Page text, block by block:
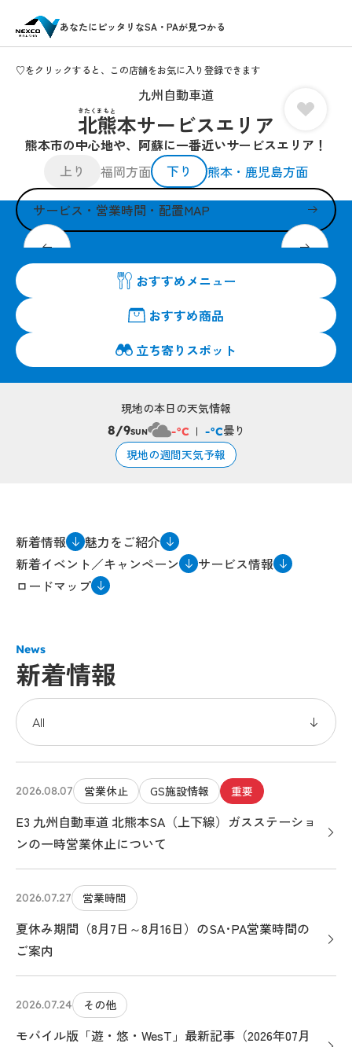
あなたにピッタリなSA・PAが見つかる
♡をクリックすると、この店舗をお気に入り登録できます
九州自動車道
北熊本サービスエリア
きたくまもと
熊本市の中心地や、阿蘇に一番近いサービスエリア！
上り
福岡方面 下り 熊本・鹿児島方面
サービス・営業時間・配置MAP
2025年3月リニューアルオープン！
おすすめメニュー
おすすめ商品
立ち寄りスポット
現地の本日の天気情報
8/9SUN -°C -°C曇り
現地の週間天気予報
新着情報
魅力をご紹介
新着イベント／キャンペーン
サービス情報
ロードマップ
News
新着情報
2026.08.07 営業休止 GS施設情報 重要
E3 九州自動車道 北熊本SA（上下線）ガスステーショ
ンの一時営業休止について
2026.07.27 営業時間
夏休み期間（8月7日～8月16日）のSA･PA営業時間の
ご案内
2026.07.24 その他
モバイル版「遊・悠・WesT」最新記事（2026年07月